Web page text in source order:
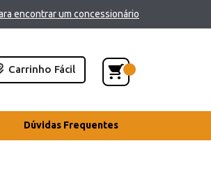
encontrar um concessionário
Carrinho Fácil
Dúvidas Frequentes